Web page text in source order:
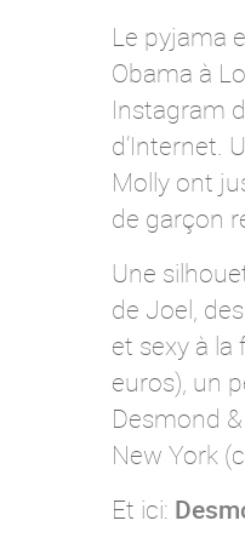
Le pyjama
Obama à
Instagram
d’Internet.
Molly ont
de garçon
Une
de Joel,
et sexy à
euros), un
Desmond
New York
Et ici: